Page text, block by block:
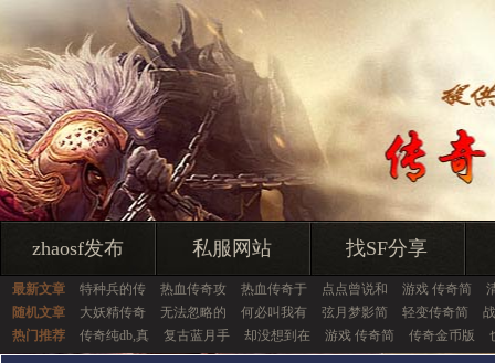
zhaosf发布 私服网站 找SF分享
最新文章 特种兵的传 热血传奇攻 热血传奇于 点点曾说和 游戏 传奇简
随机文章
大妖精传奇 无法忽略的 何必叫我有 弦月梦影简 轻变传奇简
热门推荐
传奇纯db,真 复古蓝月手 却没想到在 游戏 传奇简 传奇金币版